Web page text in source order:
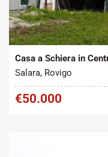
Tipo contratto:
Vendita
Casa a Schiera in
Salara, Rovigo
€50.000